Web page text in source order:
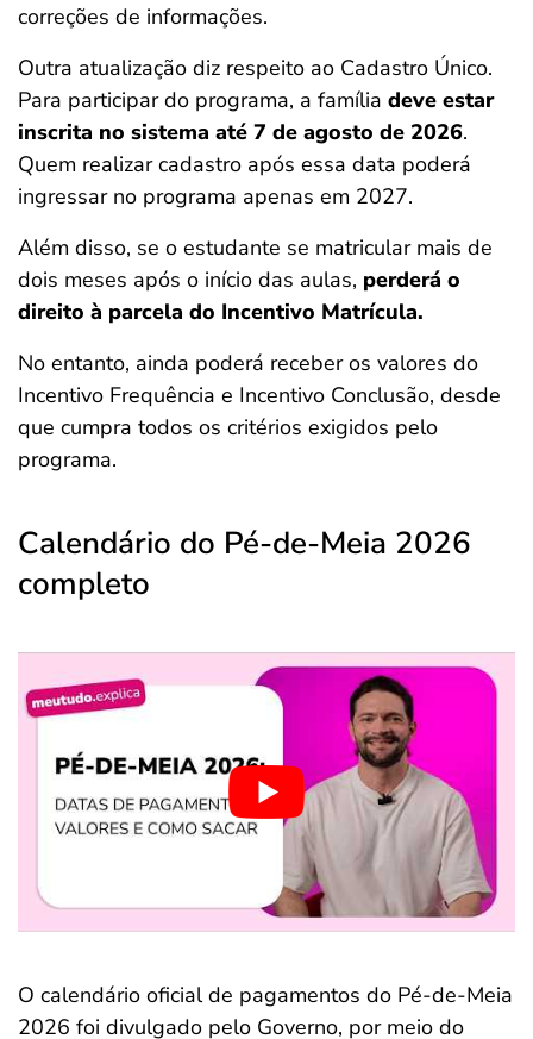
correções de informações.
Outra atualização diz respeito ao Cadastro Único.
Para participar do programa, a família deve estar
inscrita no sistema até 7 de agosto de 2026.
Quem realizar cadastro após essa data poderá
ingressar no programa apenas em 2027.
Além disso, se o estudante se matricular mais de
dois meses após o início das aulas, perderá o
direito à parcela do Incentivo Matrícula.
No entanto, ainda poderá receber os valores do
Incentivo Frequência e Incentivo Conclusão, desde
que cumpra todos os critérios exigidos pelo
programa.
Calendário do Pé-de-Meia 2026
completo
O calendário oficial de pagamentos do Pé-de-Meia
2026 foi divulgado pelo Governo, por meio do